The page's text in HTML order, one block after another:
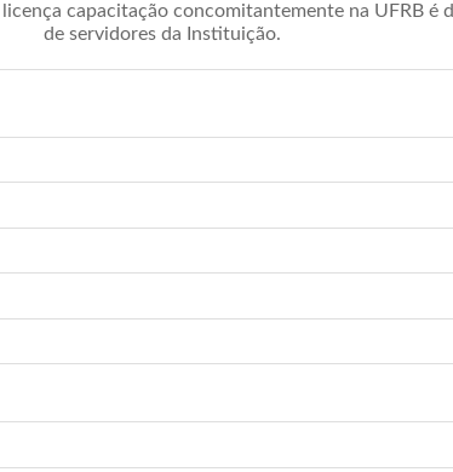
capacitação concomitantemente na UFRB
de servidores da Instituição.